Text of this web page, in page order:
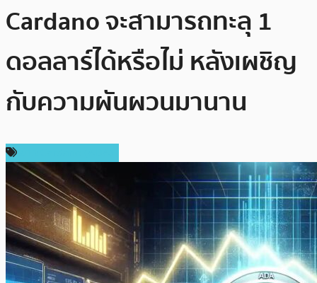
Cardano จะสามารถทะลุ 1
ดอลลาร์ได้หรือไม่ หลังเผชิญ
กับความผันผวนมานาน